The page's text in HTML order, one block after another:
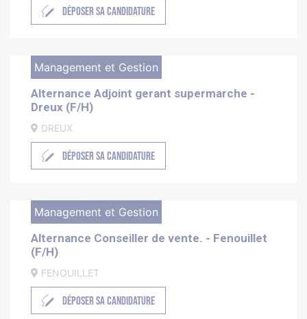
DÉPOSER SA CANDIDATURE
Management et Gestion
Alternance Adjoint gerant supermarche -
Dreux (F/H)
DREUX
DÉPOSER SA CANDIDATURE
Management et Gestion
Alternance Conseiller de vente. - Fenouillet
(F/H)
FENOUILLET
DÉPOSER SA CANDIDATURE